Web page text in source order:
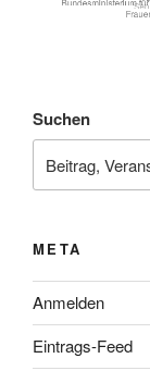
Suchen
META
Anmelden
Eintrags-Feed